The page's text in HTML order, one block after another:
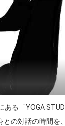
る「YOGA
の対話の時間